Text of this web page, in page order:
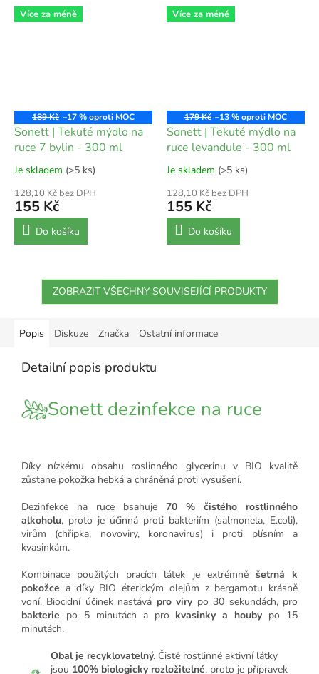
Více za méně
189 Kč –17 %
Sonett | Tekuté mýdlo na
ruce 7 bylin - 300 ml
Je skladem (>5 ks)
128,10 Kč bez DPH
155 Kč
Do košíku
Více za méně
179 Kč –13 %
Sonett | Tekuté mýdlo na
ruce levandule - 300 ml
Je skladem (>5 ks)
128,10 Kč bez DPH
155 Kč
Do košíku
ZOBRAZIT VŠECHNY SOUVISEJÍCÍ PRODUKTY
Popis Diskuze Značka Ostatní informace
Detailní popis produktu
Sonett dezinfekce na ruce
Díky nízkému obsahu roslinného glycerinu v BIO kvalitě
zůstane pokožka hebká a chráněná proti vysušení.
Dezinfekce na ruce bsahuje 70 % čistého rostlinného
alkoholu, proto je účinná proti bakteriím (salmonela, E.coli),
virům (chřipka, novoviry, koronavirus) i proti plísním a
kvasinkám.
Kombinace použitých pracích látek je extrémně šetrná k
pokožce a díky BIO éterickým olejům z bergamotu krásně
voní. Biocidní účinek nastává pro viry po 30 sekundách, pro
bakterie po 5 minutách a pro kvasinky a houby po 15
minutách.
Obal je recyklovatelný. Čistě rostlinné aktivní látky
jsou 100% biologicky rozložitelné, proto je přípravek